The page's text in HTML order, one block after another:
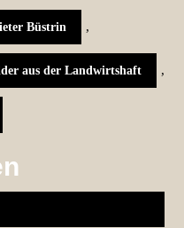
Büstrin ,
aus der Landwirtshaft ,